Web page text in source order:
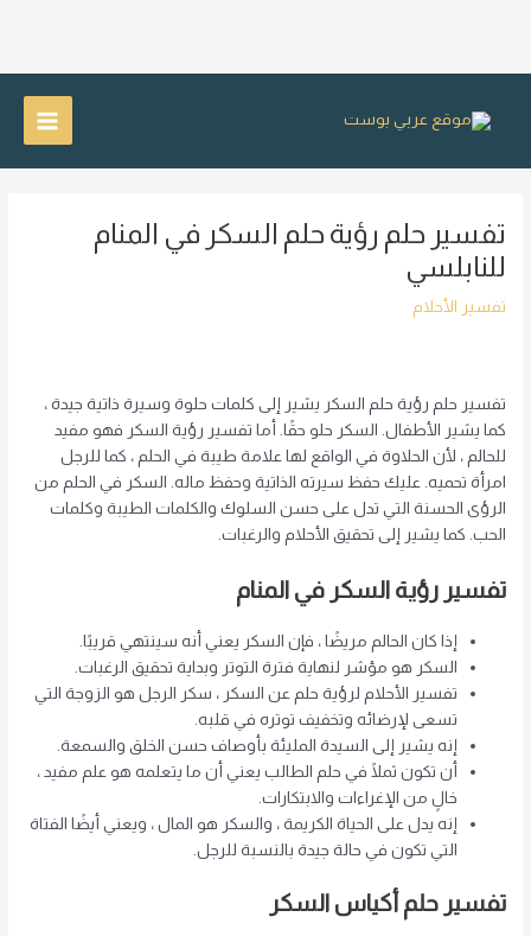
Main
تفسير حلم رؤية حلم السكر في المنام
للنابلسي
تفسير الأحلام
تفسير حلم رؤية حلم السكر يشير إلى كلمات حلوة وسيرة ذاتية جيدة ،
كما يشير الأطفال. السكر حلو حقًا. أما تفسير رؤية السكر فهو مفيد
للحالم ، لأن الحلاوة في الواقع لها علامة طيبة في الحلم ، كما للرجل
امرأة تحميه. عليك حفظ سيرته الذاتية وحفظ ماله. السكر في الحلم من
الرؤى الحسنة التي تدل على حسن السلوك والكلمات الطيبة وكلمات
الحب. كما يشير إلى تحقيق الأحلام والرغبات.
تفسير رؤية السكر في المنام
إذا كان الحالم مريضًا ، فإن السكر يعني أنه سينتهي قريبًا.
السكر هو مؤشر لنهاية فترة التوتر وبداية تحقيق الرغبات.
تفسير الأحلام لرؤية حلم عن السكر ، سكر الرجل هو الزوجة التي
تسعى لإرضائه وتخفيف توتره في قلبه.
إنه يشير إلى السيدة المليئة بأوصاف حسن الخلق والسمعة.
أن تكون ثملًا في حلم الطالب يعني أن ما يتعلمه هو علم مفيد ،
خالٍ من الإغراءات والابتكارات.
إنه يدل على الحياة الكريمة ، والسكر هو المال ، ويعني أيضًا الفتاة
التي تكون في حالة جيدة بالنسبة للرجل.
تفسير حلم أكياس السكر